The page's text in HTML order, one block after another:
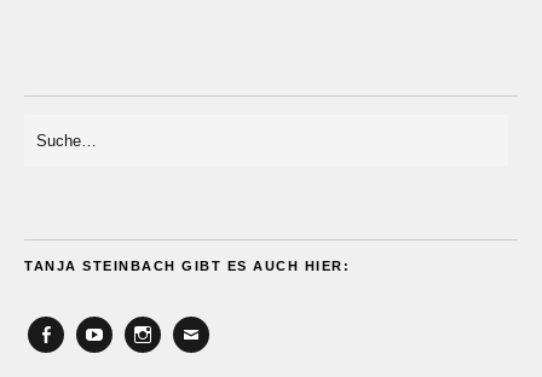
TANJA STEINBACH GIBT ES AUCH HIER: